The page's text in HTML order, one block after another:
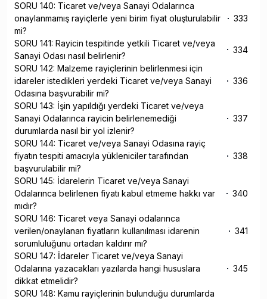
SORU 140: Ticaret ve/veya Sanayi Odalarınca
onaylanmamış rayiçlerle yeni birim fiyat oluşturulabilir
mi?
333
SORU 141: Rayicin tespitinde yetkili Ticaret ve/veya
Sanayi Odası nasıl belirlenir?
334
SORU 142: Malzeme rayiçlerinin belirlenmesi için
idareler istedikleri yerdeki Ticaret ve/veya Sanayi
Odasına başvurabilir mi?
336
SORU 143: İşin yapıldığı yerdeki Ticaret ve/veya
Sanayi Odalarınca rayicin belirlenemediği
durumlarda nasıl bir yol izlenir?
337
SORU 144: Ticaret ve/veya Sanayi Odasına rayiç
fiyatın tespiti amacıyla yükleniciler tarafından
başvurulabilir mi?
338
SORU 145: İdarelerin Ticaret ve/veya Sanayi
Odalarınca belirlenen fiyatı kabul etmeme hakkı var
mıdır?
340
SORU 146: Ticaret veya Sanayi odalarınca
verilen/onaylanan fiyatların kullanılması idarenin
sorumluluğunu ortadan kaldırır mı?
341
SORU 147: İdareler Ticaret ve/veya Sanayi
Odalarına yazacakları yazılarda hangi hususlara
dikkat etmelidir?
345
SORU 148: Kamu rayiçlerinin bulunduğu durumlarda